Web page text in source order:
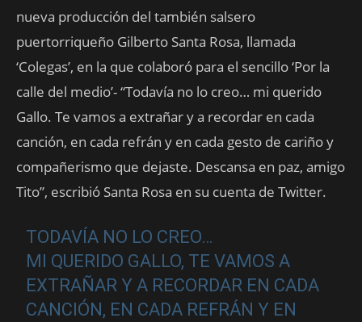
nueva producción del también salsero
puertorriqueño Gilberto Santa Rosa, llamada
‘Colegas’, en la que colaboró para el sencillo ‘Por la
calle del medio’- “Todavía no lo creo… mi querido
Gallo. Te vamos a extrañar y a recordar en cada
canción, en cada refrán y en cada gesto de cariño y
compañerismo que dejaste. Descansa en paz, amigo
Tito”, escribió Santa Rosa en su cuenta de Twitter.
TODAVÍA NO LO CREO…
MI QUERIDO GALLO, TE VAMOS A
EXTRAÑAR Y A RECORDAR EN CADA
CANCIÓN, EN CADA REFRÁN Y EN